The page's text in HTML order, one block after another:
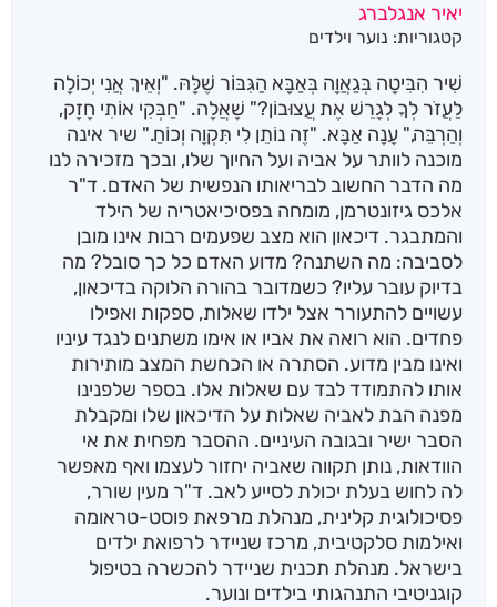
יאיר אנגלברג
קטגוריות: נוער וילדים
שִׁיר הִבִּיטָה בְּגַאֲוָה בְּאַבָּא הַגִּבּוֹר שֶׁלָּהּ. "וְאֵיךְ אֲנִי יְכוֹלָה
לַעֲזֹר לְךָ לְגָרֵשׁ אֶת עֲצוּבוֹן?" שָׁאֲלָה. "חַבְּקִי אוֹתִי חָזָק,
וְהַרְבֵּה," עָנָה אַבָּא. "זֶה נוֹתֵן לִי תִּקְוָה וְכוֹחַ." שיר אינה
מוכנה לוותר על אביה ועל החיוך שלו, ובכך מזכירה לנו
מה הדבר החשוב לבריאותו הנפשית של האדם. ד"ר
אלכס גיזונטרמן, מומחה בפסיכיאטריה של הילד
והמתבגר. דיכאון הוא מצב שפעמים רבות אינו מובן
לסביבה: מה השתנה? מדוע האדם כל כך סובל? מה
בדיוק עובר עליו? כשמדובר בהורה הלוקה בדיכאון,
עשויים להתעורר אצל ילדו שאלות, ספקות ואפילו
פחדים. הוא רואה את אביו או אימו משתנים לנגד עיניו
ואינו מבין מדוע. הסתרה או הכחשת המצב מותירות
אותו להתמודד לבד עם שאלות אלו. בספר שלפנינו
מפנה הבת לאביה שאלות על הדיכאון שלו ומקבלת
הסבר ישיר ובגובה העיניים. ההסבר מפחית את אי
הוודאות, נותן תקווה שאביה יחזור לעצמו ואף מאפשר
לה לחוש בעלת יכולת לסייע לאב. ד"ר מעין שורר,
פסיכולוגית קלינית, מנהלת מרפאת פוסט-טראומה
ואילמות סלקטיבית, מרכז שניידר לרפואת ילדים
בישראל. מנהלת תכנית שניידר להכשרה בטיפול
קוגניטיבי התנהגותי בילדים ונוער.